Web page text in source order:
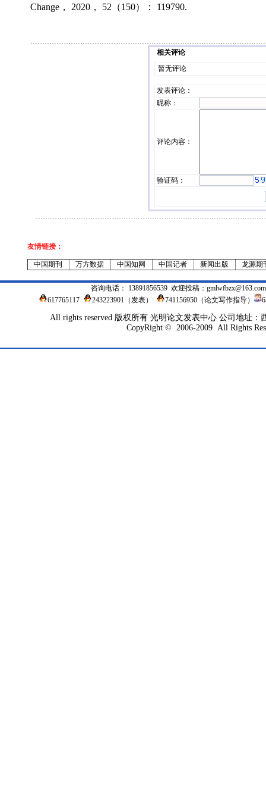
Change， 2020， 52（150）： 119790.
相关评论
暂无评论
发表评论 ：
昵称：
评论内容：
验证码：
友情链接：
中国期刊 万方数据 中国知网 中国记者 新闻出版 龙源期
咨询电话： 13891856539 欢迎投稿： gmlwfbzx@163.com
617765117
243223901 （发表） 741156950（论文写作指导）
All rights reserved 版权所有 光明论文发表中心 公司地址：
CopyRight © 2006-2009 All Rights